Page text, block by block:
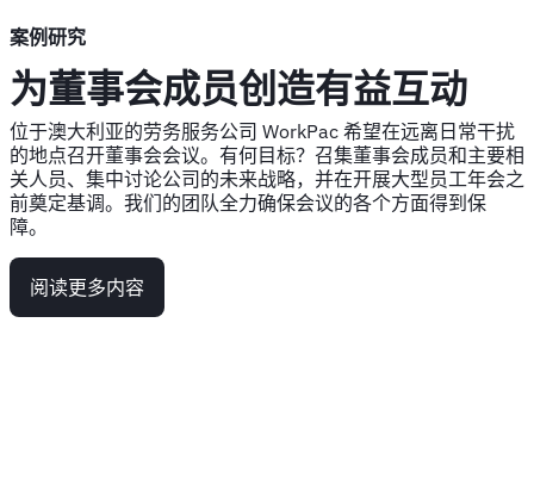
案例研究
为董事会成员创造有益互动
位于澳大利亚的劳务服务公司 WorkPac 希望在远离日常干扰
的地点召开董事会会议。有何目标？召集董事会成员和主要相
关人员、集中讨论公司的未来战略，并在开展大型员工年会之
前奠定基调。我们的团队全力确保会议的各个方面得到保
障。
阅读更多内容